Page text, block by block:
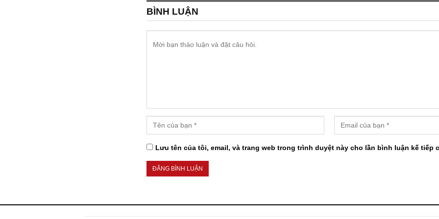
BÌNH LUẬN
Lưu tên của tôi, email, và trang web trong trình duyệt này cho lần bình luận kế tiếp